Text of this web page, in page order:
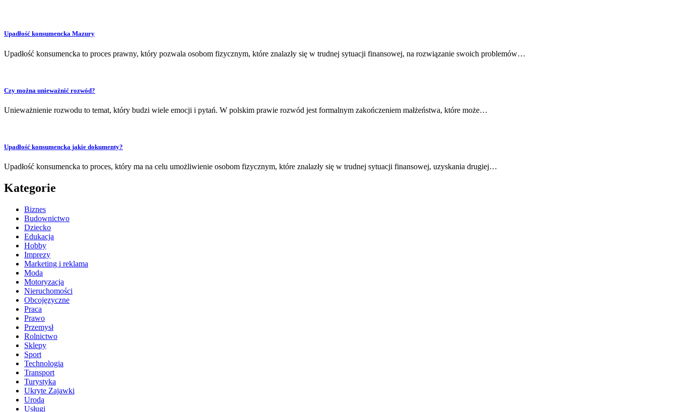
Upadłość konsumencka Mazury
Upadłość konsumencka to proces prawny, który pozwala osobom fizycznym, które znalazły się w trudnej sytuacji finansowej, na rozwiązanie swoich problemów…
Czy można unieważnić rozwód?
Unieważnienie rozwodu to temat, który budzi wiele emocji i pytań. W polskim prawie rozwód jest formalnym zakończeniem małżeństwa, które może…
Upadłość konsumencka jakie dokumenty?
Upadłość konsumencka to proces, który ma na celu umożliwienie osobom fizycznym, które znalazły się w trudnej sytuacji finansowej, uzyskania drugiej…
Kategorie
Biznes
Budownictwo
Dziecko
Edukacja
Hobby
Imprezy
Marketing i reklama
Moda
Motoryzacja
Nieruchomości
Obcojęzyczne
Praca
Prawo
Przemysł
Rolnictwo
Sklepy
Sport
Technologia
Transport
Turystyka
Ukryte Zajawki
Uroda
Usługi